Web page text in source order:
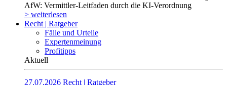
AfW: Vermittler-Leitfaden durch die KI-Verordnung
> weiterlesen
Recht | Ratgeber
Fälle und Urteile
Expertenmeinung
Profitipps
Aktuell
27.07.2026 Recht | Ratgeber